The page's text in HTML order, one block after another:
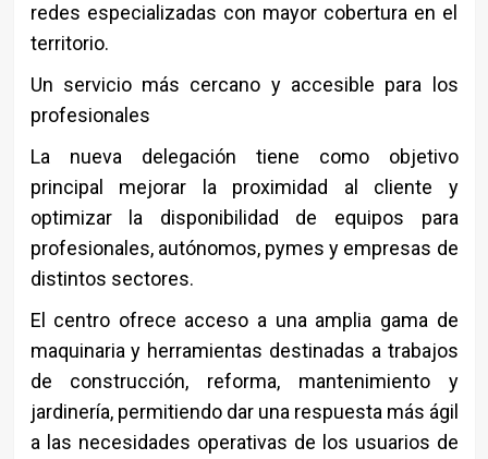
redes especializadas con mayor cobertura en el
territorio.
Un servicio más cercano y accesible para los
profesionales
La nueva delegación tiene como objetivo
principal mejorar la proximidad al cliente y
optimizar la disponibilidad de equipos para
profesionales, autónomos, pymes y empresas de
distintos sectores.
El centro ofrece acceso a una amplia gama de
maquinaria y herramientas destinadas a trabajos
de construcción, reforma, mantenimiento y
jardinería, permitiendo dar una respuesta más ágil
a las necesidades operativas de los usuarios de